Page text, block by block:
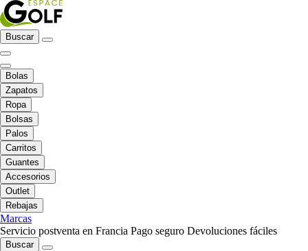
Buscar
Bolas
Zapatos
Ropa
Bolsas
Palos
Carritos
Guantes
Accesorios
Outlet
Rebajas
Marcas
Servicio postventa en Francia Pago seguro Devoluciones fáciles
Buscar